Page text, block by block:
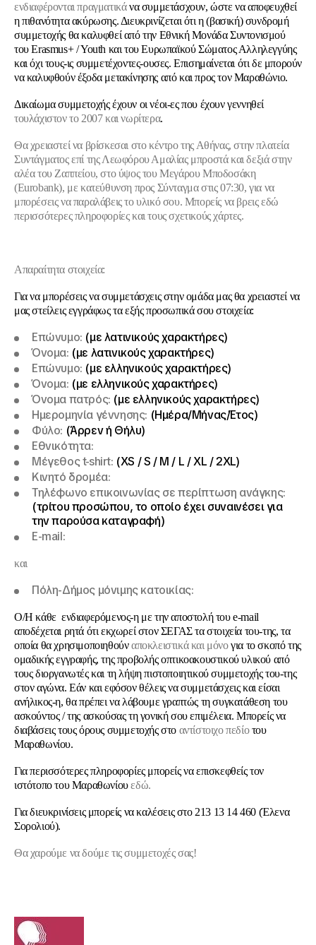
ενδιαφέρονται πραγματικάνα συμμετάσχουν, ώστε να αποφευχθεί
η πιθανότητα ακύρωσης. Διευκρινίζεται ότι η (βασική) συνδρομή
συμμετοχής θα καλυφθεί από την Εθνική Μονάδα Συντονισμού
του Erasmus+ / Youth και του Ευρωπαϊκού Σώματος Αλληλεγγύης
και όχι τους-ις συμμετέχοντες-ουσες. Επισημαίνεται ότι δε μπορούν
να καλυφθούν έξοδα μετακίνησης από και προς τον Μαραθώνιο.
Δικαίωμα συμμετοχής έχουν οι νέοι-ες που έχουν γεννηθεί
τουλάχιστον το 2007 και νωρίτερα.
Θα χρειαστεί να βρίσκεσαι στο κέντρο της Αθήνας, στην πλατεία
Συντάγματος επί της Λεωφόρου Αμαλίας μπροστά και δεξιά στην
αλέα του Ζαππείου, στο ύψος του Μεγάρου Μποδοσάκη
(Eurobank), με κατεύθυνση προς Σύνταγμα στις 07:30, για να
μπορέσεις να παραλάβεις το υλικό σου. Μπορείς να βρειςεδώ
περισσότερες πληροφορίες και τους σχετικούς χάρτες.
Απαραίτητα στοιχεία:
Για να μπορέσεις να συμμετάσχεις στην ομάδα μας θα χρειαστεί να
μας στείλεις εγγράφως τα εξής προσωπικά σου στοιχεία:
Επώνυμο: (με λατινικούς χαρακτήρες)
Όνομα: (με λατινικούς χαρακτήρες)
Επώνυμο: (με ελληνικούς χαρακτήρες)
Όνομα: (με ελληνικούς χαρακτήρες)
Όνομα πατρός: (με ελληνικούς χαρακτήρες)
Ημερομηνία γέννησης: (Ημέρα/Μήνας/Έτος)
Φύλο: (Άρρεν ή Θήλυ)
Εθνικότητα:
Μέγεθοςt-shirt: (XS / S / M / L / XL / 2XL)
Κινητό δρομέα:
Τηλέφωνο επικοινωνίας σε περίπτωση ανάγκης:
(τρίτου προσώπου, το οποίο έχει συναινέσει για
την παρούσα καταγραφή)
Ε-mail:
και
Πόλη-Δήμος μόνιμης κατοικίας:
Ο/Η κάθε ενδιαφερόμενος-η με την αποστολή του e-mail
αποδέχεται ρητά ότι εκχωρεί στον ΣΕΓΑΣ τα στοιχεία του-της, τα
οποία θα χρησιμοποιηθούναποκλειστικά και μόνογια το σκοπό της
ομαδικής εγγραφής, της προβολής οπτικοακουστικού υλικού από
τους διοργανωτές και τη λήψη πιστοποιητικού συμμετοχής του-της
στον αγώνα. Εάν και εφόσον θέλεις να συμμετάσχεις και είσαι
ανήλικος-η, θα πρέπει να λάβουμε γραπτώς τη συγκατάθεση του
ασκούντος / της ασκούσας τη γονική σου επιμέλεια. Μπορείς να
διαβάσεις τους όρους συμμετοχής στο αντίστοιχο πεδίοτου
Μαραθωνίου.
Για περισσότερες πληροφορίες μπορείς να επισκεφθείς τον
ιστότοπο του Μαραθωνίουεδώ.
Για διευκρινίσεις μπορείς να καλέσεις στο 213 13 14 460 (Έλενα
Σορολιού).
Θα χαρούμε να δούμε τις συμμετοχές σας!